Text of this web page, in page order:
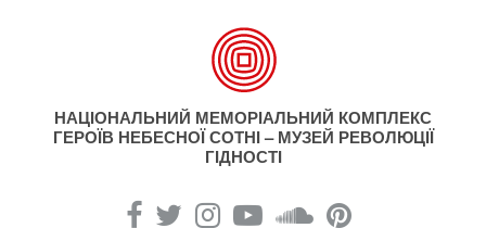
НАЦІОНАЛЬНИЙ МЕМОРІАЛЬНИЙ КОМПЛЕКС
ГЕРОЇВ НЕБЕСНОЇ СОТНІ – МУЗЕЙ РЕВОЛЮЦІЇ
ГІДНОСТІ